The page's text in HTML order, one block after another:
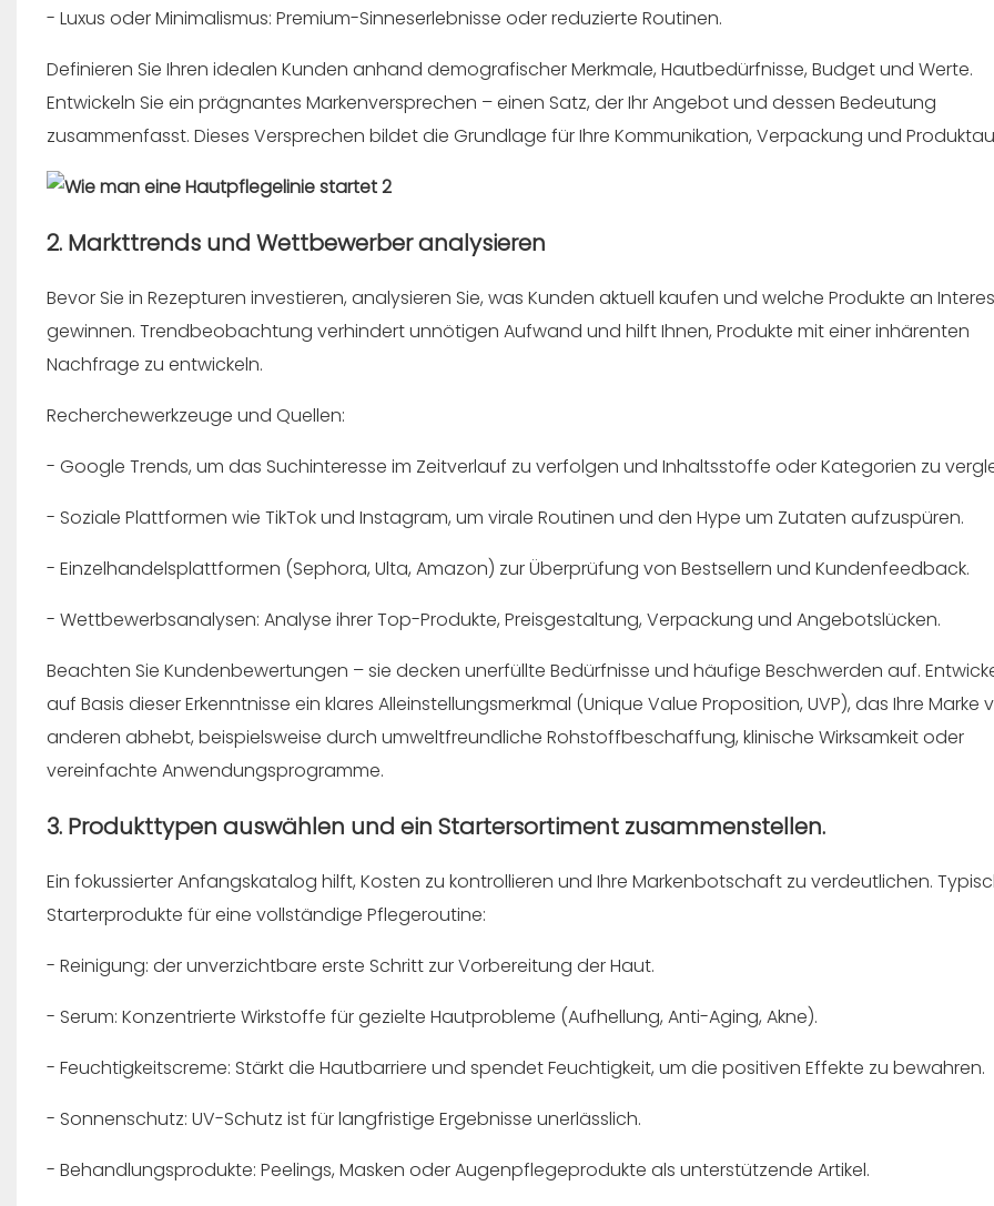
- Luxus oder Minimalismus: Premium-Sinneserlebnisse oder reduzierte Routinen.
Definieren Sie Ihren idealen Kunden anhand demografischer Merkmale, Hautbedürfnisse, Budget und Werte.
Entwickeln Sie ein prägnantes Markenversprechen – einen Satz, der Ihr Angebot und dessen Bedeutung
zusammenfasst. Dieses Versprechen bildet die Grundlage für Ihre Kommunikation, Verpackung und
2. Markttrends und Wettbewerber analysieren
Bevor Sie in Rezepturen investieren, analysieren Sie, was Kunden aktuell kaufen und welche Produkte an
gewinnen. Trendbeobachtung verhindert unnötigen Aufwand und hilft Ihnen, Produkte mit einer inhärenten
Nachfrage zu entwickeln.
Recherchewerkzeuge und Quellen:
- Google Trends, um das Suchinteresse im Zeitverlauf zu verfolgen und Inhaltsstoffe oder Kategorien zu
- Soziale Plattformen wie TikTok und Instagram, um virale Routinen und den Hype um Zutaten aufzuspüren.
- Einzelhandelsplattformen (Sephora, Ulta, Amazon) zur Überprüfung von Bestsellern und Kundenfeedback.
- Wettbewerbsanalysen: Analyse ihrer Top-Produkte, Preisgestaltung, Verpackung und Angebotslücken.
Beachten Sie Kundenbewertungen – sie decken unerfüllte Bedürfnisse und häufige Beschwerden auf.
auf Basis dieser Erkenntnisse ein klares Alleinstellungsmerkmal (Unique Value Proposition, UVP), das Ihre Marke
anderen abhebt, beispielsweise durch umweltfreundliche Rohstoffbeschaffung, klinische Wirksamkeit oder
vereinfachte Anwendungsprogramme.
3. Produkttypen auswählen und ein Startersortiment zusammenstellen.
Ein fokussierter Anfangskatalog hilft, Kosten zu kontrollieren und Ihre Markenbotschaft zu verdeutlichen.
Starterprodukte für eine vollständige Pflegeroutine:
- Reinigung: der unverzichtbare erste Schritt zur Vorbereitung der Haut.
- Serum: Konzentrierte Wirkstoffe für gezielte Hautprobleme (Aufhellung, Anti-Aging, Akne).
- Feuchtigkeitscreme: Stärkt die Hautbarriere und spendet Feuchtigkeit, um die positiven Effekte zu bewahren.
- Sonnenschutz: UV-Schutz ist für langfristige Ergebnisse unerlässlich.
- Behandlungsprodukte: Peelings, Masken oder Augenpflegeprodukte als unterstützende Artikel.